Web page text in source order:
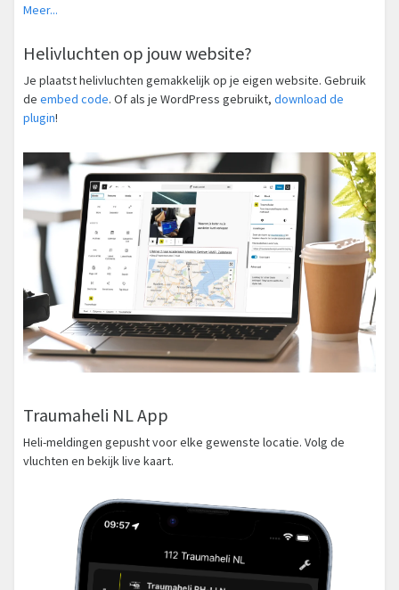
Meer...
Helivluchten op jouw website?
Je plaatst helivluchten gemakkelijk op je eigen website. Gebruik
de embed code. Of als je WordPress gebruikt, download de
plugin!
Traumaheli NL App
Heli-meldingen gepusht voor elke gewenste locatie. Volg de
vluchten en bekijk live kaart.